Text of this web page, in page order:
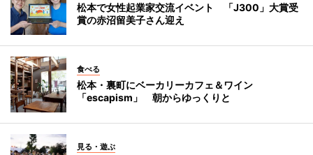
松本で女性起業家交流イベント 「J300」大賞受
賞の赤沼留美子さん迎え
食べる
松本・裏町にベーカリーカフェ＆ワイン
「escapism」 朝からゆっくりと
見る・遊ぶ